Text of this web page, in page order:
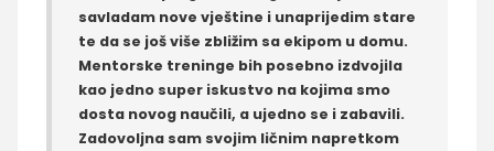
savladam nove vještine i unaprijedim stare
te da se još više zbližim sa ekipom u domu.
Mentorske treninge bih posebno izdvojila
kao jedno super iskustvo na kojima smo
dosta novog naučili, a ujedno se i zabavili.
Zadovoljna sam svojim ličnim napretkom